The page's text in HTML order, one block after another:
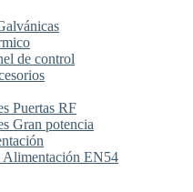
de control
Puertas RF
Gran potencia
Alimentación EN54